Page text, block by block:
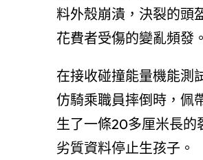
料外殼崩潰，決裂的頭
花費者受傷的變亂頻發
在接收碰撞能量機能測
仿騎乘職員摔倒時，佩
生了一條20多厘米長的
劣質資料停止生孩子。